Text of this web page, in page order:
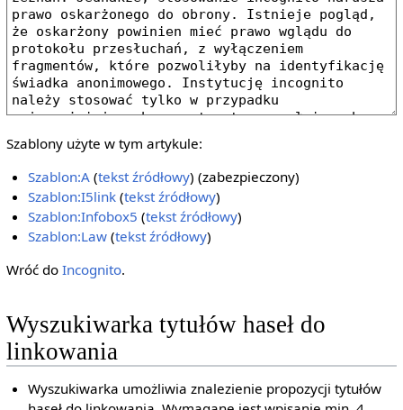
Szablony użyte w tym artykule:
Szablon:A (tekst źródłowy) (zabezpieczony)
Szablon:I5link (tekst źródłowy)
Szablon:Infobox5 (tekst źródłowy)
Szablon:Law (tekst źródłowy)
Wróć do Incognito.
Wyszukiwarka tytułów haseł do
linkowania
Wyszukiwarka umożliwia znalezienie propozycji tytułów